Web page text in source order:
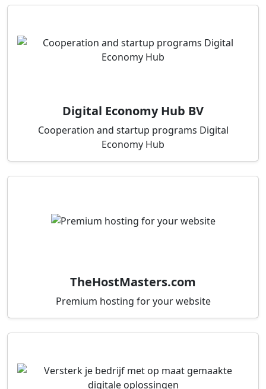
Digital Economy Hub BV
Cooperation and startup programs Digital
Economy Hub
TheHostMasters.com
Premium hosting for your website